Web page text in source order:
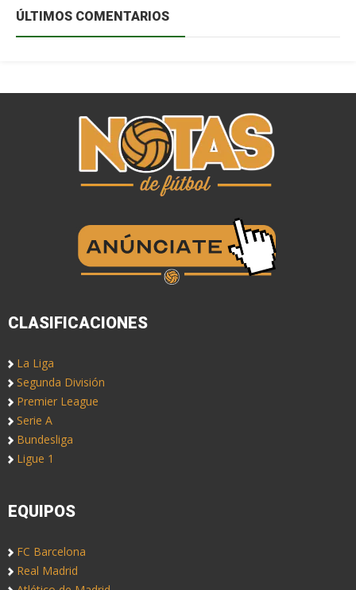
ÚLTIMOS COMENTARIOS
CLASIFICACIONES
La Liga
Segunda División
Premier League
Serie A
Bundesliga
Ligue 1
EQUIPOS
FC Barcelona
Real Madrid